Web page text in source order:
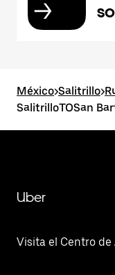
México>Salitrillo>
SalitrilloTOSan
Uber
Visita el Centro de